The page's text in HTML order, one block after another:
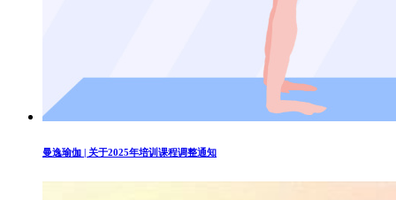
曼逸瑜伽 | 关于2025年培训课程调整通知